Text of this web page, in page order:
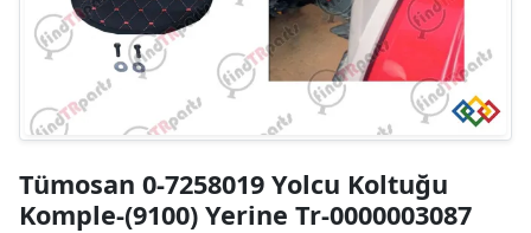
Tümosan 0-7258019 Yolcu Koltuğu
Komple-(9100) Yerine Tr-0000003087